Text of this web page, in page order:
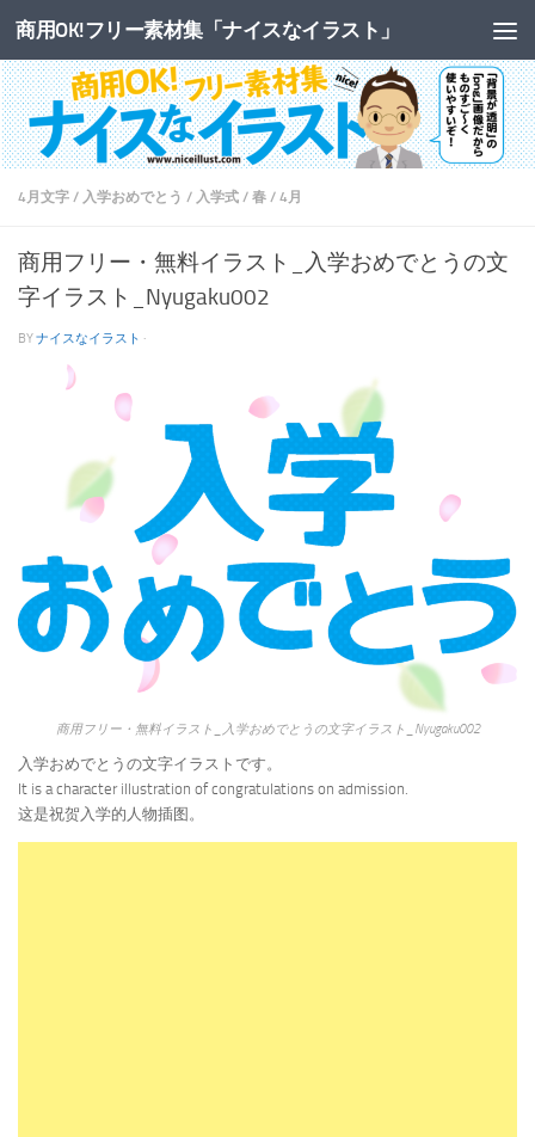
コンテンツへスキップ
商用OK!フリー素材集「ナイスなイラスト」
4月文字 / 入学おめでとう / 入学式 / 春 / 4月
商用フリー・無料イラスト_入学おめでとうの文
字イラスト_Nyugaku002
BYナイスなイラスト ·
商用フリー・無料イラスト_入学おめでとうの文字イラスト_Nyugaku002
入学おめでとうの文字イラストです。
It is a character illustration of congratulations on admission.
这是祝贺入学的人物插图。